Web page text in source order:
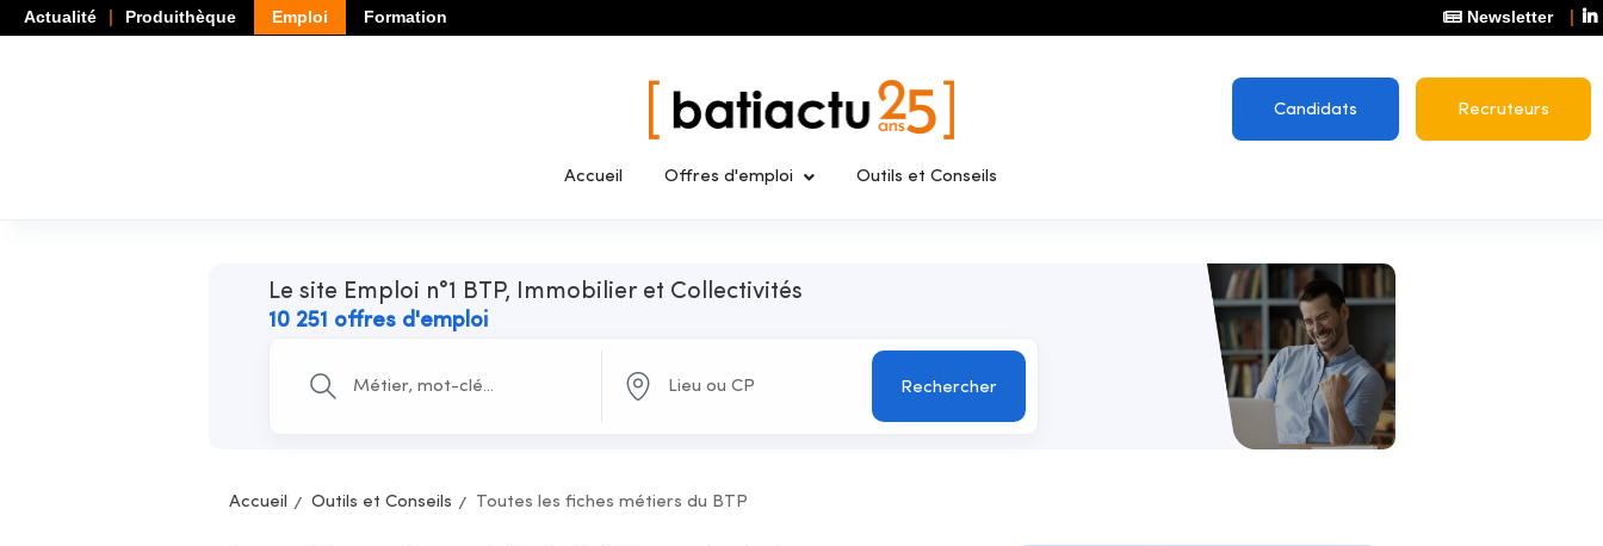
Actualité Produithèque Emploi Formation Newsletter
Candidats Recruteurs
Accueil Offres d'emploi Outils et Conseils
Le site Emploi n°1 BTP, Immobilier et Collectivités
10 251 offres d'emploi
Rechercher
Accueil Outils et Conseils Toutes les fiches métiers du BTP